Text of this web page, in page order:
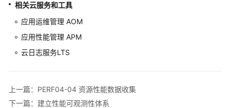
全
性
支
效
率
相关云服务和工具
应用运维管理 AOM
应用性能管理 APM
云日志服务LTS
上一篇：PERF04-04 资源性能数据收集
下一篇：建立性能可观测性体系